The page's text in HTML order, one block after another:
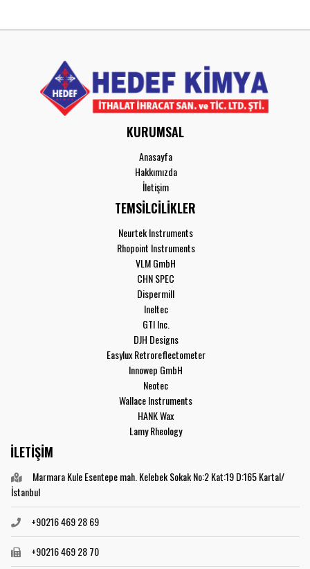
KURUMSAL
Anasayfa
Hakkımızda
İletişim
TEMSİLCİLİKLER
Neurtek Instruments
Rhopoint Instruments
VLM GmbH
CHN SPEC
Dispermill
Ineltec
GTI Inc.
DJH Designs
Easylux Retroreflectometer
Innowep GmbH
Neotec
Wallace Instruments
HANK Wax
Lamy Rheology
İLETİŞİM
Marmara Kule Esentepe mah. Kelebek Sokak No:2 Kat:19 D:165 Kartal/
İstanbul
+90216 469 28 69
+90216 469 28 70